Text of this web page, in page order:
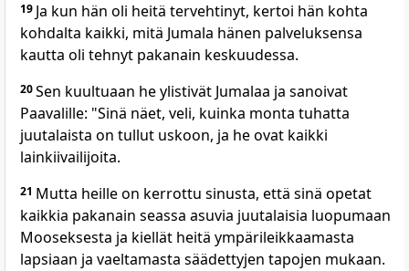
19 Ja kun hän oli heitä tervehtinyt, kertoi hän kohta
kohdalta kaikki, mitä Jumala hänen palveluksensa
kautta oli tehnyt pakanain keskuudessa.
20Sen kuultuaan he ylistivät Jumalaa ja sanoivat
Paavalille: "Sinä näet, veli, kuinka monta tuhatta
juutalaista on tullut uskoon, ja he ovat kaikki
lainkiivailijoita.
21 Mutta heille on kerrottu sinusta, että sinä opetat
kaikkia pakanain seassa asuvia juutalaisia luopumaan
Mooseksesta ja kiellät heitä ympärileikkaamasta
lapsiaan ja vaeltamasta säädettyjen tapojen mukaan.